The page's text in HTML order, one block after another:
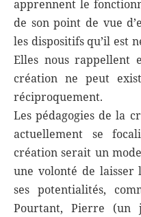
apprennent le
de son point de vue
les dispositifs qu’il est
Elles nous rappellent
création ne peut
réciproquement.
Les pédagogies de la
actuellement se
création serait un
une volonté de laisser
ses potentialités,
Pourtant, Pierre (un